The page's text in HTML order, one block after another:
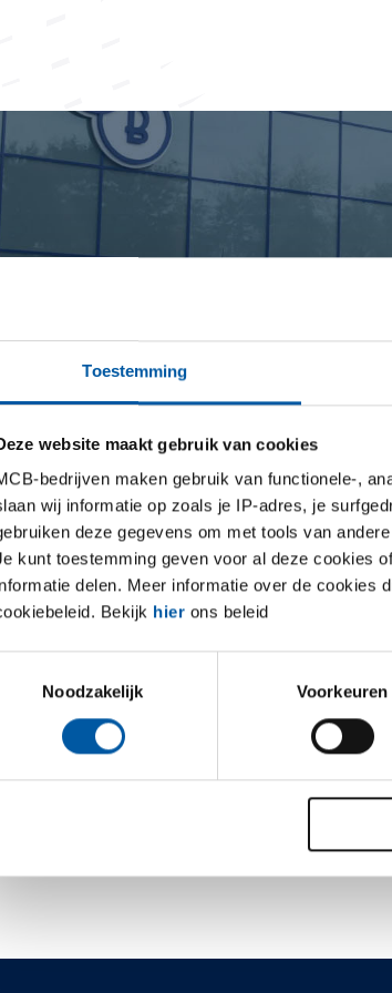
Toestemming
website maakt gebruik van cookies
bedrijven maken gebruik van functionele-,
wij informatie op zoals je IP-adres, je
deze gegevens om met tools van
kunt toestemming geven voor al deze cookies
delen. Meer informatie over de cookies
Bekijk hier ons beleid
Noodzakelijk
Voorkeuren
NV-
& CODE OF CONDUCT MÉTALSERVICE NV-
Testas
SAEY
Contact